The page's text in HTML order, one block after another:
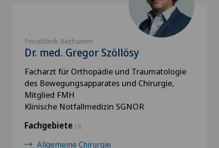
Privatklinik Bethanien
Dr. med. Gregor Szöllösy
Facharzt für Orthopädie und Traumatologie
des Bewegungsapparates und Chirurgie,
Mitglied FMH
Klinische Notfallmedizin SGNOR
Fachgebiete (3)
Allgemeine Chirurgie